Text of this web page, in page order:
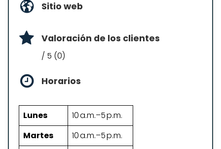
Sitio web
Valoración de los clientes
/ 5 (0)
Horarios
Lunes
10 a.m.–5 p.m.
Martes
10 a.m.–5 p.m.